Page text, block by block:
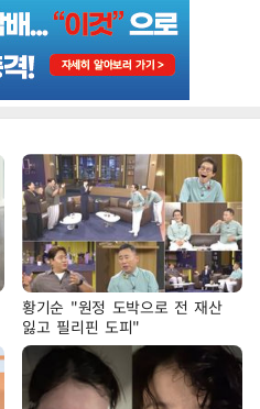
황기순 "원정 도박으로 전 재산
잃고 필리핀 도피"